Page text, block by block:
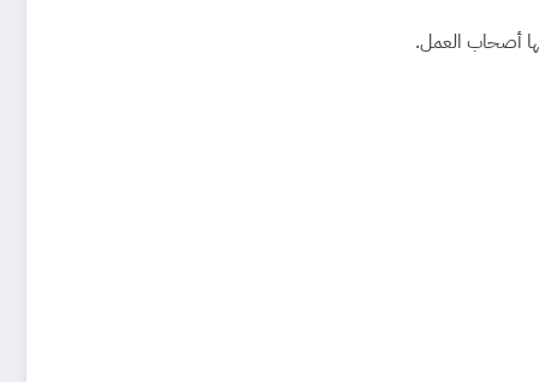
أصحاب العمل.